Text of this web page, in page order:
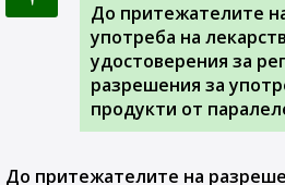
До притежателите
употреба на
удостоверения за
разрешения за
продукти от
До притежателите на